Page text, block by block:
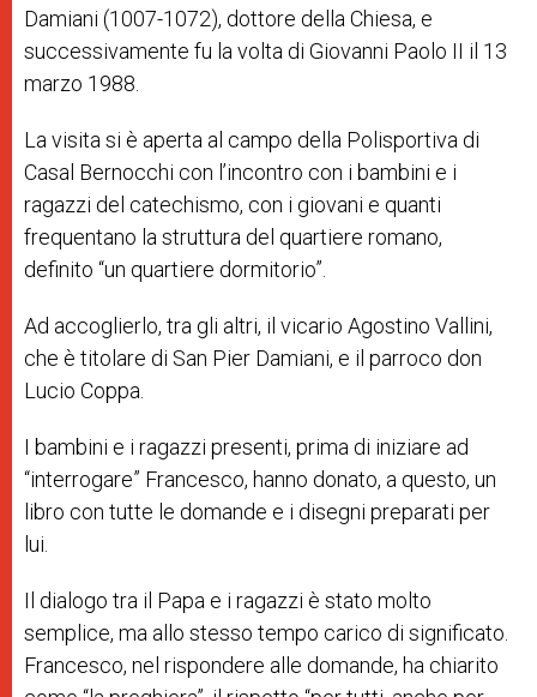
Damiani (1007-1072), dottore della Chiesa, e
successivamente fu la volta di Giovanni Paolo II il 13
marzo 1988.
La visita si è aperta al campo della Polisportiva di
Casal Bernocchi con l’incontro con i bambini e i
ragazzi del catechismo, con i giovani e quanti
frequentano la struttura del quartiere romano,
definito “un quartiere dormitorio”.
Ad accoglierlo, tra gli altri, il vicario Agostino Vallini,
che è titolare di San Pier Damiani, e il parroco don
Lucio Coppa.
I bambini e i ragazzi presenti, prima di iniziare ad
“interrogare” Francesco, hanno donato, a questo, un
libro con tutte le domande e i disegni preparati per
lui.
Il dialogo tra il Papa e i ragazzi è stato molto
semplice, ma allo stesso tempo carico di significato.
Francesco, nel rispondere alle domande, ha chiarito